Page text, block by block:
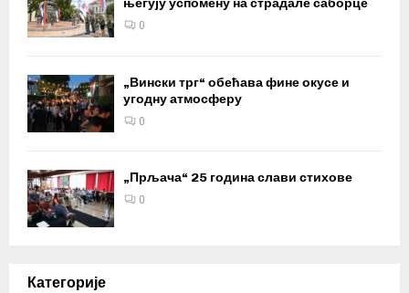
његују успомену на страдале саборце
0
„Вински трг“ обећава фине окусе и
угодну атмосферу
0
„Прљача“ 25 година слави стихове
0
Категорије